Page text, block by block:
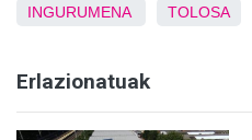
INGURUMENA TOLOSA
Erlazionatuak